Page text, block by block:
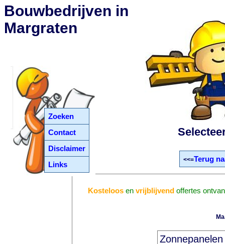
Zoeken
Contact
Disclaimer
Links
Bouwbedrijven in
Margraten
<<=Terug
Kosteloosen vrijblijvendoffertes